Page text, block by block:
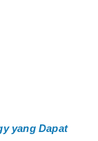
yang Dapat